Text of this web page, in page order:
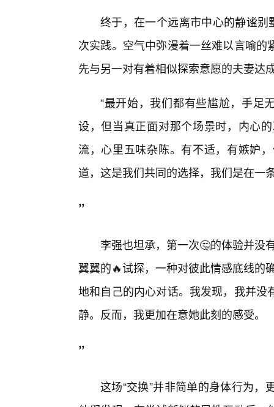
终于，在一个远离市中心的静谧别
次实践。空气中弥漫着一丝难以言喻
先与另一对有着相似探索意愿的夫妻达
“最开始，我们都有些尴尬，手足
设，但当真正面对那个场景时，内心
流，心里五味杂陈。有不适，有嫉妒
道，这是我们共同的选择，我们是在一
”
李强也坦承，第一次🤔的体验并没
翼翼的🔥试探，一种对彼此情感底线的
地和自己的内心对话。我发现，我并
静。反而，我更加在意她此刻的感受。
”
这场“交换”并非简单的身体行为